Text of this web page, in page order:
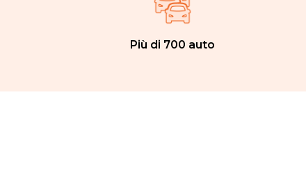
Più di 700 auto